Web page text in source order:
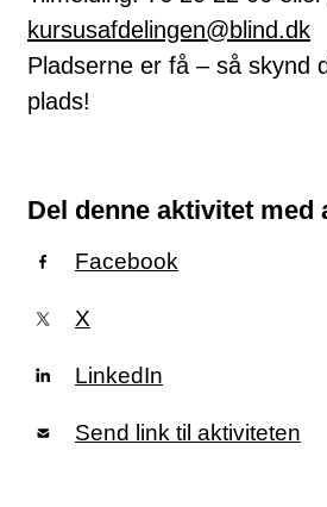
kursusafdelingen@blind.dk
Pladserne er få – så skynd
plads!
Del denne aktivitet med
Facebook
X
LinkedIn
Send link til aktiviteten